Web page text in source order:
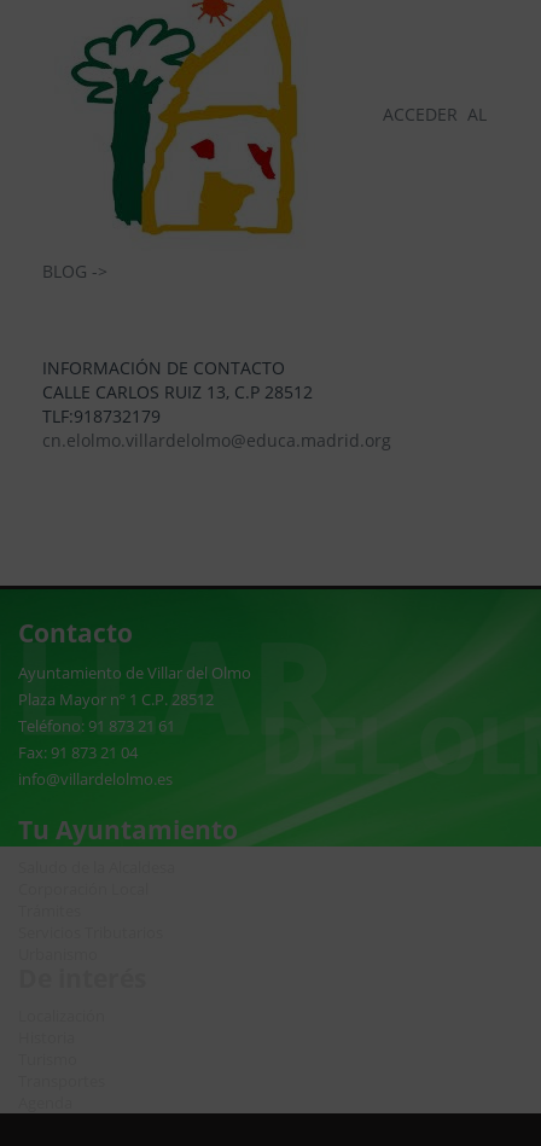
ACCEDER AL
BLOG ->
INFORMACIÓN DE CONTACTO
CALLE CARLOS RUIZ 13, C.P 28512
TLF:918732179
cn.elolmo.villardelolmo@educa.madrid.org
Contacto
Ayuntamiento de Villar del Olmo
Plaza Mayor nº 1 C.P. 28512
Teléfono: 91 873 21 61
Fax: 91 873 21 04
info@villardelolmo.es
Tu Ayuntamiento